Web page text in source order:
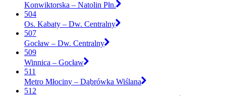
Konwiktorska – Natolin Płn.
504
Os. Kabaty – Dw. Centralny
507
Gocław – Dw. Centralny
509
Winnica – Gocław
511
Metro Młociny – Dąbrówka Wiślana
512